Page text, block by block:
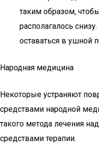
таким образом,
располагалось
оставаться в ушной
Народная медицина
Некоторые устраняют
средствами народной
такого метода лечения
средствами терапии.